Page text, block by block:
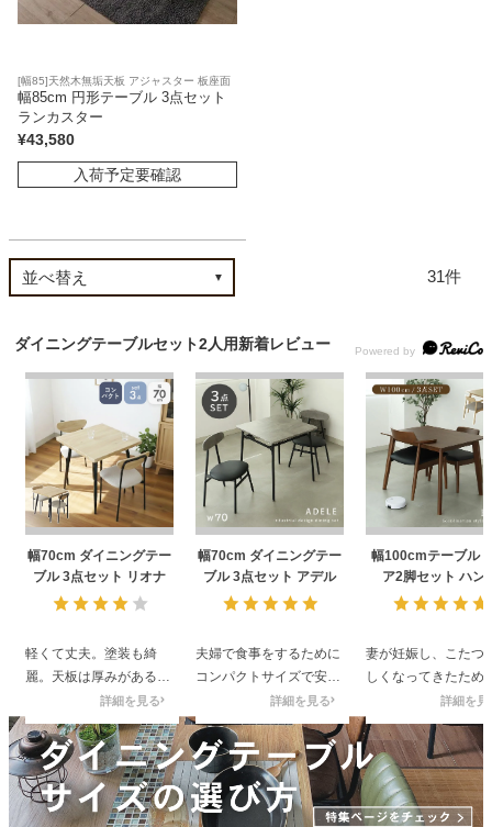
[幅85]天然木無垢天板 アジャスター 板座面
幅85cm 円形テーブル 3点セット
ランカスター
¥43,580
入荷予定要確認
31
ダイニングテーブルセット2人用新着レビュー
幅70cm ダイニングテー
ブル 3点セット リオナ
詳細を見る
軽くて丈夫。塗装も綺
麗。天板は厚みがあるが
軽くて扱いやすいです。
幅70cm ダイニングテー
ブル 3点セット アデル
詳細を見る
夫婦で食事をするために
コンパクトサイズで安価
なものを探していまし
た。サイズ感も良くてPC
作業用としても活用して
います。組み立ても簡単
に出来ました。良い商品
を購入出来ました。
幅100cmテーブル
ア2脚セット ハン
詳細を見
妻が妊娠し、こたつ
しくなってきたため
ブルの購入を検討し
たところ見つけまし
調べていても、まず
けのテーブルが中々
く、ウチでも置ける
パクトなテーブルが